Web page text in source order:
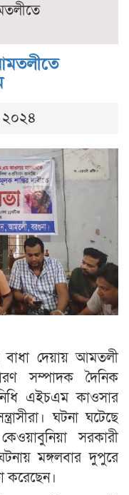
২০২৪
বাধা দেয়ায় আমতলী
সম্পাদক দৈনিক
এইচএম কাওসার
ঘটনা ঘটেছে
সরকারী
মঙ্গলবার দুপুরে
করেছেন।